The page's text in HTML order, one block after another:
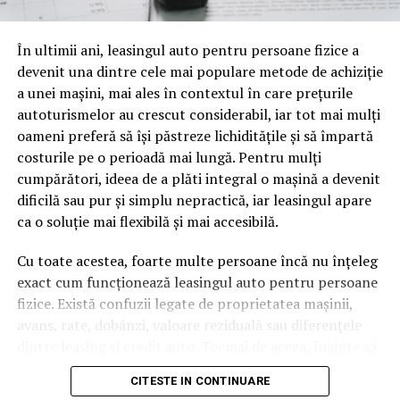
oamenii cu adevărat. Dacă transcrierea ajunge pe o
cuvinte tematice, scrise exact în limbajul în care se
caută.
Apoi vine partea de comportament. O pagină pe care
vizitatorii stau zece, cincisprezece minute ca să
urmărească replay-ul trimite un semnal greu de ignorat.
Google nu îți măsoară direct satisfacția, însă timpul
petrecut, scrollul și revenirile spun ceva despre cât de
util e materialul.
Și mai e ceva ce se uită ușor. Un webinar reușit atrage
linkuri aproape de la sine. Cineva îl menționează într-un
newsletter, altcineva îl citează într-un articol, un
partener îl trimite în comunitatea lui. Fiecare astfel de
tău, iar autoritatea e moneda forte în SEO.
În ultimii ani, leasingul auto pentru persoane fizice a
devenit una dintre cele mai populare metode de achiziție
a unei mașini, mai ales în contextul în care prețurile
autoturismelor au crescut considerabil, iar tot mai mulți
oameni preferă să își păstreze lichiditățile și să împartă
costurile pe o perioadă mai lungă. Pentru mulți
cumpărători, ideea de a plăti integral o mașină a devenit
dificilă sau pur și simplu nepractică, iar leasingul apare
ca o soluție mai flexibilă și mai accesibilă.
Cu toate acestea, foarte multe persoane încă nu înțeleg
exact cum funcționează leasingul auto pentru persoane
fizice. Există confuzii legate de proprietatea mașinii,
avans, rate, dobânzi, valoare reziduală sau diferențele
semnezi orice contract, este important să înțelegi clar
mecanismul acestui tip de finanțare și să știi la ce să fii
CITESTE IN CONTINUARE